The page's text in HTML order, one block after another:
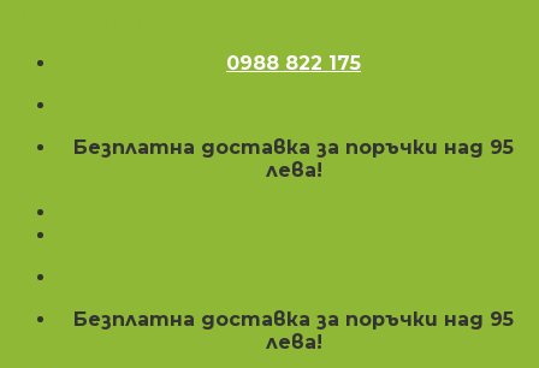
0988 822 175
Безплатна доставка за поръчки над 95
лева!
Безплатна доставка за поръчки над 95
лева!